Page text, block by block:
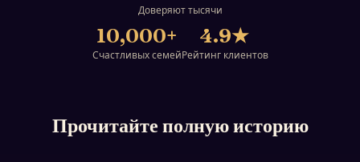
Доверяют тысячи
10,000+
Счастливых семей
4.9★
Рейтинг клиентов
Прочитайте полную историю